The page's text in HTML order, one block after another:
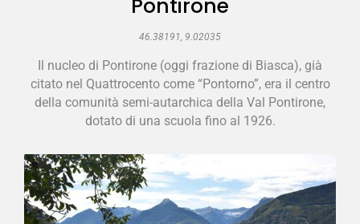
Pontirone
46.38191, 9.02035
Il nucleo di Pontirone (oggi frazione di Biasca), già
citato nel Quattrocento come “Pontorno”, era il centro
della comunità semi-autarchica della Val Pontirone,
dotato di una scuola fino al 1926.